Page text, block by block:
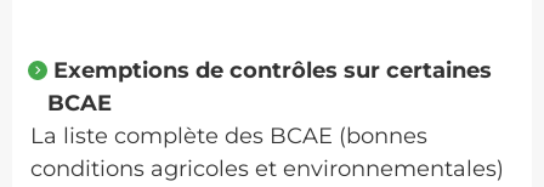
Exemptions de contrôles sur certaines
BCAE
La liste complète des BCAE (bonnes
conditions agricoles et environnementales)